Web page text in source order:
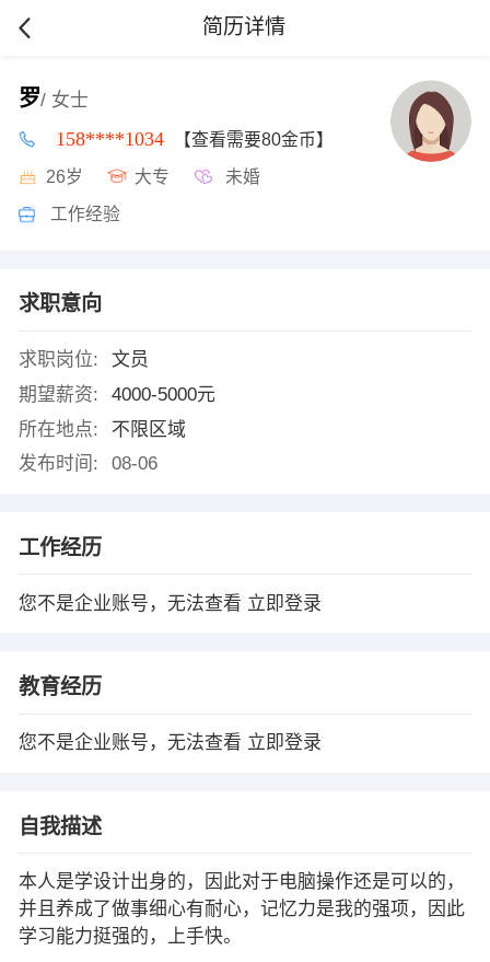
简历详情
罗/ 女士
158****1034 【查看需要80金币】
26岁 大专 未婚
工作经验
求职意向
求职岗位:
文员
期望薪资:
4000-5000元
所在地点:
不限区域
发布时间:
08-06
工作经历
您不是企业账号，无法查看 立即登录
教育经历
您不是企业账号，无法查看 立即登录
自我描述
本人是学设计出身的，因此对于电脑操作还是可以的，
并且养成了做事细心有耐心，记忆力是我的强项，因此
学习能力挺强的，上手快。